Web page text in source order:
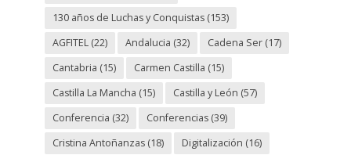
130 años de Luchas y Conquistas(153)
AGFITEL(22) Andalucia (32) Cadena Ser(17)
Cantabria (15) Carmen Castilla (15)
Castilla La Mancha (15) Castilla y León (57)
Conferencia (32) Conferencias(39)
Cristina Antoñanzas(18) Digitalización (16)